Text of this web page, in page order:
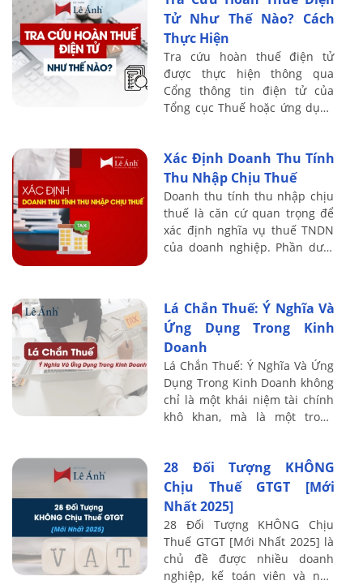
Tử Như Thế Nào? Cách
Thực Hiện
Tra cứu hoàn thuế điện tử
được thực hiện thông qua
Cổng thông tin điện tử của
Tổng cục Thuế hoặc ứng dụng
thuế theo ...
Xác Định Doanh Thu Tính
Thu Nhập Chịu Thuế
Doanh thu tính thu nhập chịu
thuế là căn cứ quan trọng để
xác định nghĩa vụ thuế TNDN
của doanh nghiệp. Phần dưới
nhận – ...
Lá Chắn Thuế: Ý Nghĩa Và
Ứng Dụng Trong Kinh
Doanh
Lá Chắn Thuế: Ý Nghĩa Và Ứng
Dụng Trong Kinh Doanh không
chỉ là một khái niệm tài chính
khô khan, mà là một trong
nhuận ...
28 Đối Tượng KHÔNG
Chịu Thuế GTGT [Mới
Nhất 2025]
28 Đối Tượng KHÔNG Chịu
Thuế GTGT [Mới Nhất 2025] là
chủ đề được nhiều doanh
nghiệp, kế toán viên và nhà